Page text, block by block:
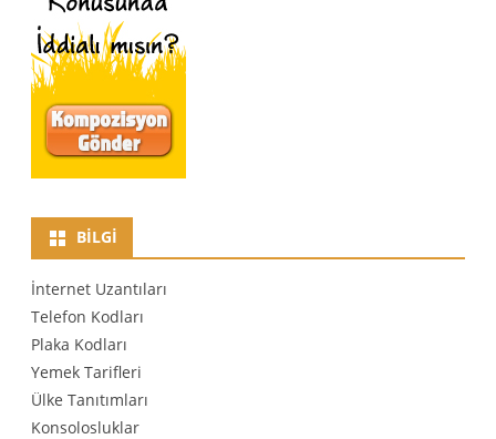
BILGI
İnternet Uzantıları
Telefon Kodları
Plaka Kodları
Yemek Tarifleri
Ülke Tanıtımları
Konsolosluklar